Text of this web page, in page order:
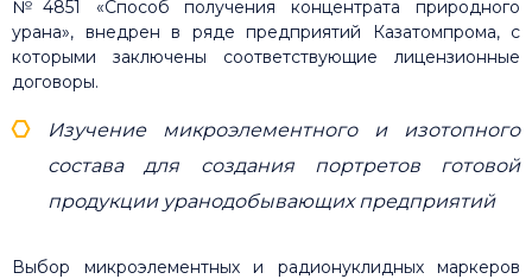
№4851 «Способ получения концентрата природного
урана», внедрен в ряде предприятий Казатомпрома, с
которыми заключены соответствующие лицензионные
договоры.
Изучение микроэлементного и изотопного
состава для создания портретов готовой
продукции уранодобывающих предприятий
Выбор микроэлементных и радионуклидных маркеров